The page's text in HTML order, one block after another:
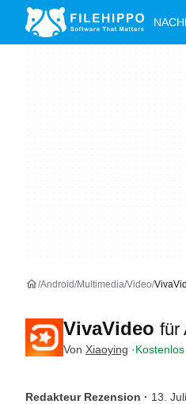
Android Multimedia Video
VivaVideo für
Von Xiaoying Kostenlos
Redakteur Rezension · 13.